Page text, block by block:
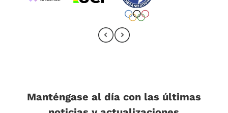
Manténgase al día con las últimas